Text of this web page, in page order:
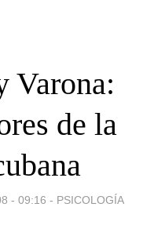
Varona:
de la
- 09:16 - PSICOLOGÍA